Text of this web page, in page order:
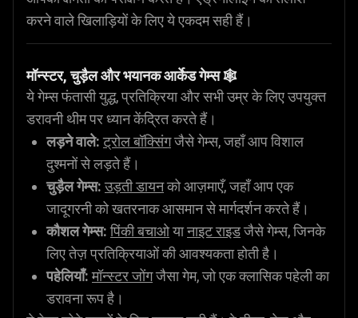
करने वाले खिलाड़ियों के लिए ये एकदम सही हैं।
मॉन्स्टर, चुड़ैल और भयानक आर्केड गेम्स 🕸️
ये गेम्स फंतासी युद्ध, प्रतिक्रिया और सभी उम्र के लिए उपयुक्त
डरावनी थीम पर ध्यान केंद्रित करते हैं।
लड़ने वाले: ट्रोल बॉक्सिंगजैसे गेम्स, जहाँ आप विशाल
दुश्मनों से लड़ते हैं।
चुड़ैल गेम्स: उड़ती डायनको आज़माएँ, जहाँ आप एक
जादूगरनी को खतरनाक आसमान से मार्गदर्शन करते हैं।
कौशल गेम्स: पिंकी बचाओयानाइट राइडजैसे गेम्स, जिनके
लिए तेज़ प्रतिक्रियाओं की आवश्यकता होती है।
पहेलियाँ: मॉन्स्टर जोंगजैसा गेम, जो एक क्लासिक पहेली का
डरावना रूप है।